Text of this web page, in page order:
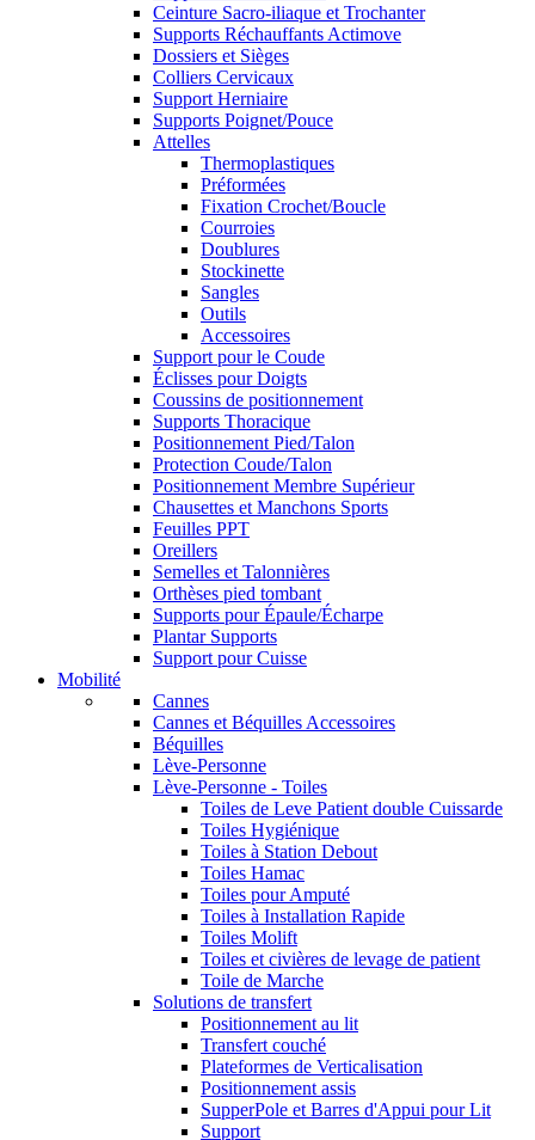
Ceinture Sacro-iliaque et Trochanter
Supports Réchauffants Actimove
Dossiers et Sièges
Colliers Cervicaux
Support Herniaire
Supports Poignet/Pouce
Attelles
Thermoplastiques
Préformées
Fixation Crochet/Boucle
Courroies
Doublures
Stockinette
Sangles
Outils
Accessoires
Support pour le Coude
Éclisses pour Doigts
Coussins de positionnement
Supports Thoracique
Positionnement Pied/Talon
Protection Coude/Talon
Positionnement Membre Supérieur
Chausettes et Manchons Sports
Feuilles PPT
Oreillers
Semelles et Talonnières
Orthèses pied tombant
Supports pour Épaule/Écharpe
Plantar Supports
Support pour Cuisse
Mobilité
Cannes
Cannes et Béquilles Accessoires
Béquilles
Lève-Personne
Lève-Personne - Toiles
Toiles de Leve Patient double Cuissarde
Toiles Hygiénique
Toiles à Station Debout
Toiles Hamac
Toiles pour Amputé
Toiles à Installation Rapide
Toiles Molift
Toiles et civières de levage de patient
Toile de Marche
Solutions de transfert
Positionnement au lit
Transfert couché
Plateformes de Verticalisation
Positionnement assis
SupperPole et Barres d'Appui pour Lit
Support